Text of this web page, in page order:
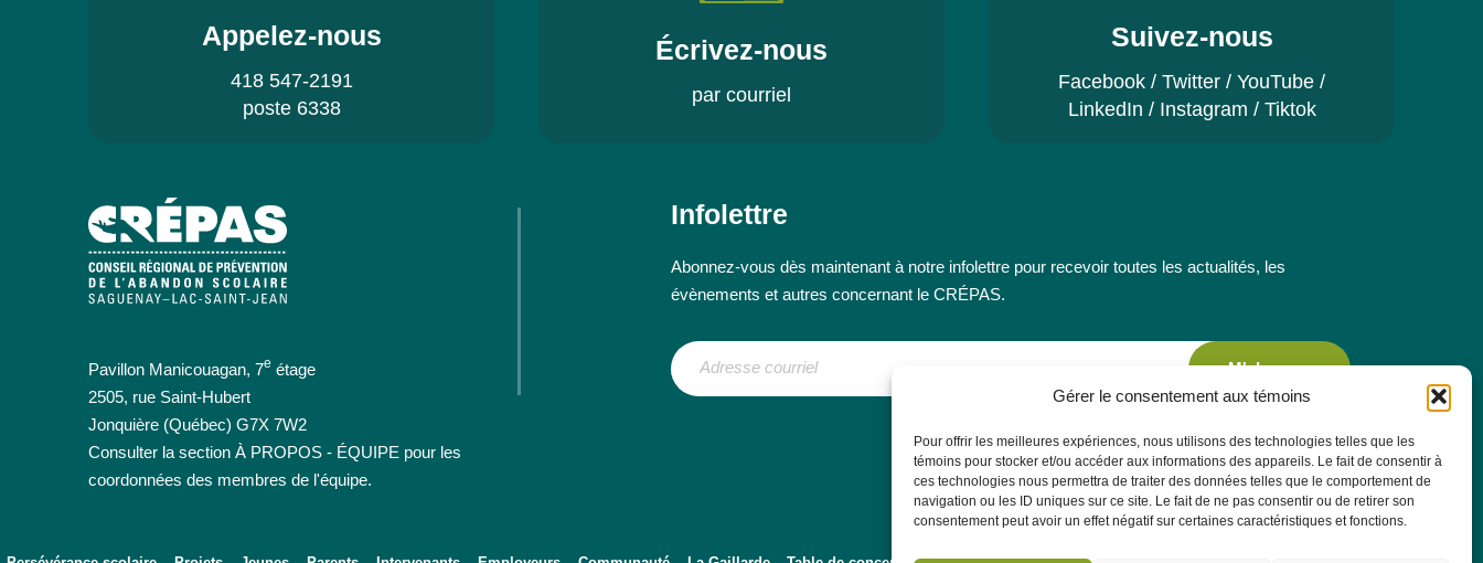
Gérer le consentement aux témoins
Pour offrir les meilleures expériences, nous utilisons des technologies telles que les
témoins pour stocker et/ou accéder aux informations des appareils. Le fait de consentir à
ces technologies nous permettra de traiter des données telles que le comportement de
navigation ou les ID uniques sur ce site. Le fait de ne pas consentir ou de retirer son
consentement peut avoir un effet négatif sur certaines caractéristiques et fonctions.
Appelez-nous
418 547-2191
poste 6338
Écrivez-nous
par courriel
Suivez-nous
Facebook / Twitter / YouTube /
LinkedIn / Instagram / Tiktok
Pavillon Manicouagan, 7e étage
2505, rue Saint-Hubert
Jonquière (Québec) G7X 7W2
Consulter la section À PROPOS - ÉQUIPE pour les
coordonnées des membres de l'équipe.
Infolettre
Abonnez-vous dès maintenant à notre infolettre pour recevoir toutes les actualités, les
évènements et autres concernant le CRÉPAS.
M'abonner